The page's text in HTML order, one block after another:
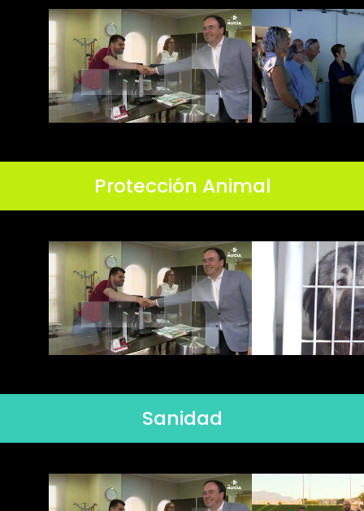
Protección Animal
Sanidad